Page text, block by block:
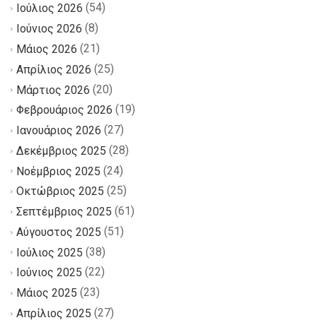
Ιούλιος 2026 (54)
Ιούνιος 2026 (8)
Μάιος 2026 (21)
Απρίλιος 2026 (25)
Μάρτιος 2026 (20)
Φεβρουάριος 2026 (19)
Ιανουάριος 2026 (27)
Δεκέμβριος 2025 (28)
Νοέμβριος 2025 (24)
Οκτώβριος 2025 (25)
Σεπτέμβριος 2025 (61)
Αύγουστος 2025 (51)
Ιούλιος 2025 (38)
Ιούνιος 2025 (22)
Μάιος 2025 (23)
Απρίλιος 2025 (27)